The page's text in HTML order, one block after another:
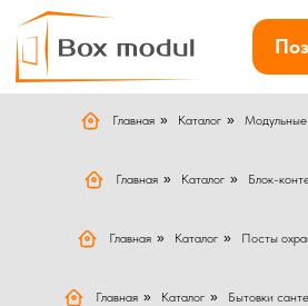
Позвонить
Главная » Каталог » Модульные
Главная » Каталог » Блок-
Главная » Каталог » Посты
Главная » Каталог » Бытовки